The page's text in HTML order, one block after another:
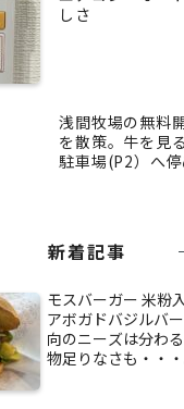
しさ
浅間牧場の無料
を散策。牛を見
駐車場(P2）へ停
新着記事
モスバーガー 米粉
アボガドバジルバ
向のニーズは分わ
物足りなさも・・・